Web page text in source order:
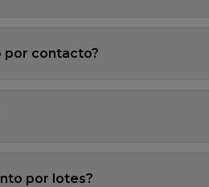
por contacto?
por lotes?